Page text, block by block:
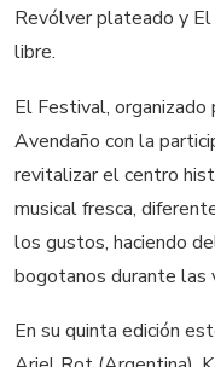
Revólver plateado y
libre.
El Festival,
Avendaño con la
revitalizar el centro
musical fresca,
los gustos, haciendo
bogotanos durante las
En su quinta edición